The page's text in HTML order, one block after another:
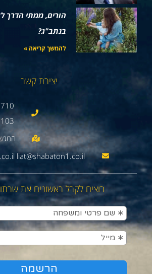
הורים, ממתי הדרך
בנתב"ג?
להמשך קריאה »
יצירת קשר
052-
liat@shabaton1.co.il
רוצים לקבל ראשונים את